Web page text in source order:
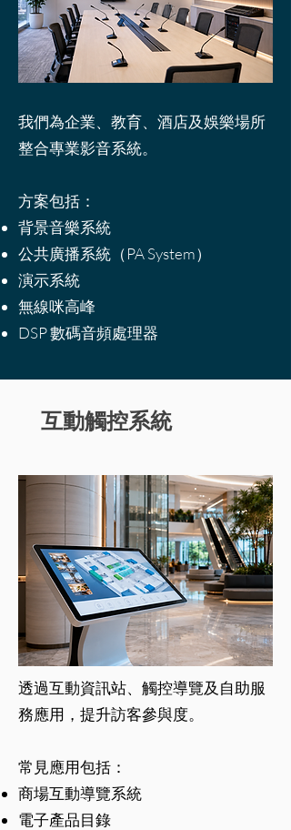
我們為企業、教育、酒店及娛樂場所
整合專業影音系統。
方案包括：
背景音樂系統
公共廣播系統（PA System）
演示系統
無線咪高峰
DSP 數碼音頻處理器
互動觸控系統
透過互動資訊站、觸控導覽及自助服
務應用，提升訪客參與度。
常見應用包括：
商場互動導覽系統
電子產品目錄